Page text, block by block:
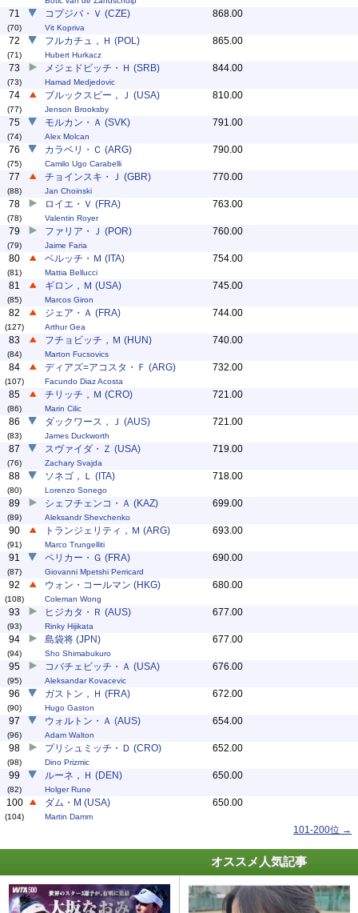
71
(70)
コプジバ・Ｖ (CZE)
Vit Kopriva
868.00
72
(71)
フルカチュ，Ｈ (POL)
Hubert Hurkacz
865.00
73
(73)
メジェドビッチ・Ｈ (SRB)
Hamad Medjedovic
844.00
74
(77)
ブルックスビー，Ｊ (USA)
Jenson Brooksby
810.00
75
(74)
モルカン・Ａ (SVK)
Alex Molcan
791.00
76
(75)
カラベリ・Ｃ (ARG)
Camilo Ugo Carabelli
790.00
77
(88)
チョインスキ・Ｊ (GBR)
Jan Choinski
770.00
78
(78)
ロイエ・Ｖ (FRA)
Valentin Royer
763.00
79
(79)
ファリア・Ｊ (POR)
Jaime Faria
760.00
80
(81)
ベルッチ・Ｍ (ITA)
Mattia Bellucci
754.00
81
(85)
ギロン，Ｍ (USA)
Marcos Giron
745.00
82
(127)
ジェア・Ａ (FRA)
Arthur Gea
744.00
83
(84)
フチョビッチ，Ｍ (HUN)
Marton Fucsovics
740.00
84
(107)
ディアズ=アコスタ・Ｆ (ARG)
Facundo Diaz Acosta
732.00
85
(86)
チリッチ，Ｍ (CRO)
Marin Cilic
721.00
86
(83)
ダックワース，Ｊ (AUS)
James Duckworth
721.00
87
(76)
スヴァイダ・Ｚ (USA)
Zachary Svajda
719.00
88
(80)
ソネゴ，Ｌ (ITA)
Lorenzo Sonego
718.00
89
(89)
シェフチェンコ・Ａ (KAZ)
Aleksandr Shevchenko
699.00
90
(91)
トランジェリティ，Ｍ (ARG)
Marco Trungelliti
693.00
91
(87)
ペリカー・Ｇ (FRA)
Giovanni Mpetshi Perricard
690.00
92
(108)
ウォン・コールマン (HKG)
Coleman Wong
680.00
93
(93)
ヒジカタ・Ｒ (AUS)
Rinky Hijikata
677.00
94
(94)
島袋将 (JPN)
Sho Shimabukuro
677.00
95
(95)
コバチェビッチ・Ａ (USA)
Aleksandar Kovacevic
676.00
96
(90)
ガストン，Ｈ (FRA)
Hugo Gaston
672.00
97
(96)
ウォルトン・Ａ (AUS)
Adam Walton
654.00
98
(98)
プリシュミッチ・Ｄ (CRO)
Dino Prizmic
652.00
99
(82)
ルーネ，Ｈ (DEN)
Holger Rune
650.00
100
(104)
ダム・M (USA)
Martin Damm
650.00
101-200位 →
オススメ人気記事